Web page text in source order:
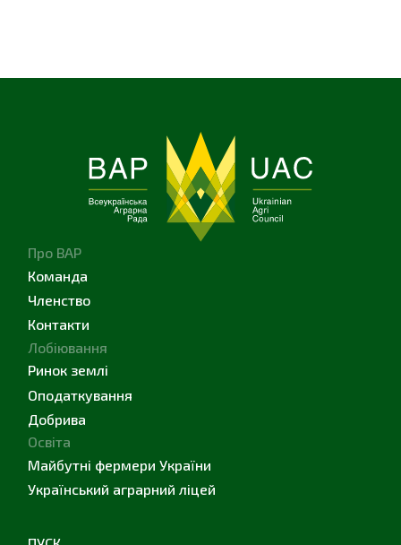
Про ВАР
Команда
Членство
Контакти
Лобіювання
Ринок землі
Оподаткування
Добрива
Освіта
Майбутні фермери України
Український аграрний ліцей